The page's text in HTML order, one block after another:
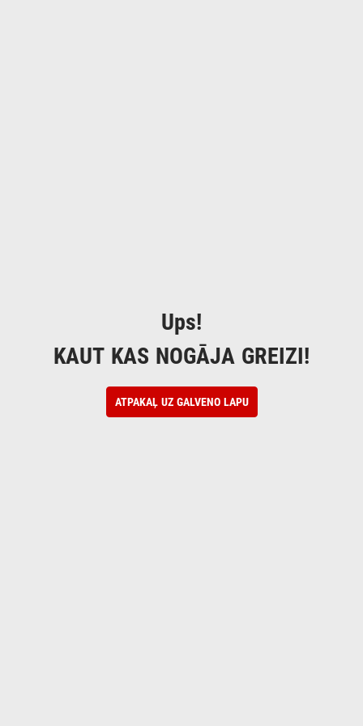
Ups!
KAUT KAS NOGĀJA GREIZI!
ATPAKAĻ UZ GALVENO LAPU